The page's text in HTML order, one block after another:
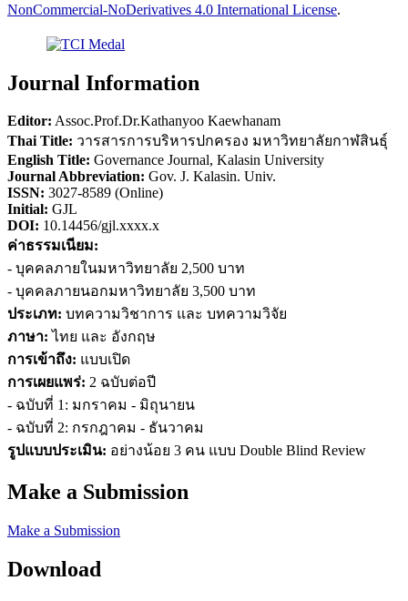
NonCommercial-NoDerivatives 4.0 International License.
Journal Information
Editor: Assoc.Prof.Dr.Kathanyoo Kaewhanam
Thai Title: วารสารการบริหารปกครอง มหาวิทยาลัยกาฬสินธุ์
English Title: Governance Journal, Kalasin University
Journal Abbreviation: Gov. J. Kalasin. Univ.
ISSN: 3027-8589 (Online)
Initial: GJL
DOI: 10.14456/gjl.xxxx.x
ค่าธรรมเนียม:
- บุคคลภายในมหาวิทยาลัย 2,500 บาท
- บุคคลภายนอกมหาวิทยาลัย 3,500 บาท
ประเภท: บทความวิชาการ และ บทความวิจัย
ภาษา: ไทย และ อังกฤษ
การเข้าถึง: แบบเปิด
การเผยแพร่: 2 ฉบับต่อปี
- ฉบับที่ 1: มกราคม - มิถุนายน
- ฉบับที่ 2: กรกฎาคม - ธันวาคม
รูปแบบประเมิน: อย่างน้อย 3 คน แบบ Double Blind Review
Make a Submission
Make a Submission
Download